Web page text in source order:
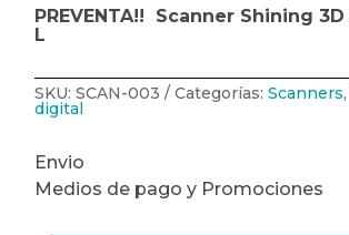
PREVENTA!! Scanner Shining
L
SKU:SCAN-003 Categorías:Scanners,
digital
Envio
Medios de pago y Promociones